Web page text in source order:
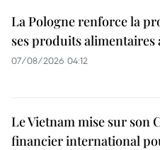
La Pologne renforce la
ses produits alimentaires
07/08/2026 04:12
Le Vietnam mise sur son
financier international